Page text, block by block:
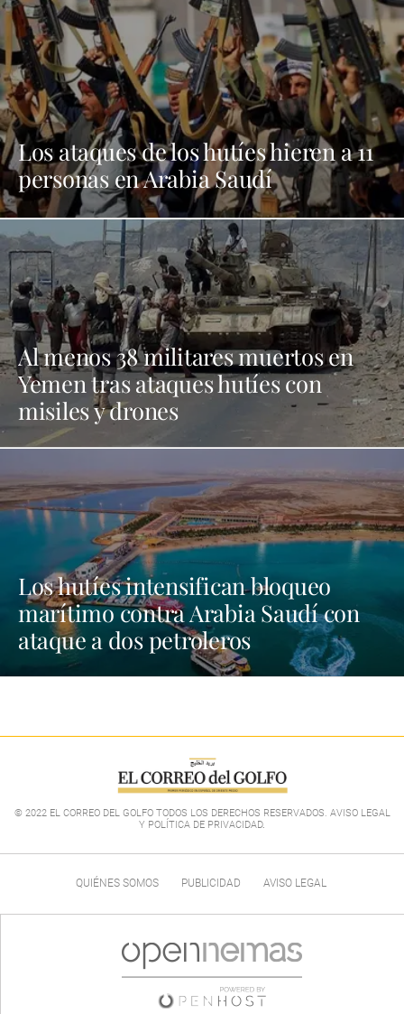
Los ataques de los hutíes hieren a 11
personas en Arabia Saudí
Al menos 38 militares muertos en
Yemen tras ataques hutíes con
misiles y drones
Los hutíes intensifican bloqueo
marítimo contra Arabia Saudí con
ataque a dos petroleros
© 2022 EL CORREO DEL GOLFO TODOS LOS DERECHOS RESERVADOS. AVISO LEGAL
Y POLÍTICA DE PRIVACIDAD.
QUIÉNES SOMOS PUBLICIDAD AVISO LEGAL